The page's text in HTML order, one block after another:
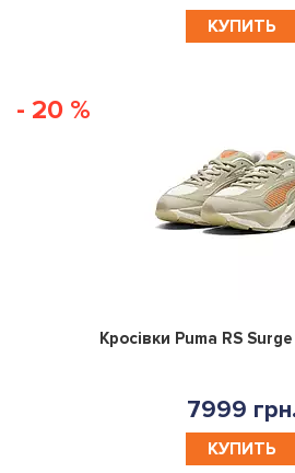
КУПИТЬ
- 20 %
Кросівки Puma RS
7999
КУПИТЬ